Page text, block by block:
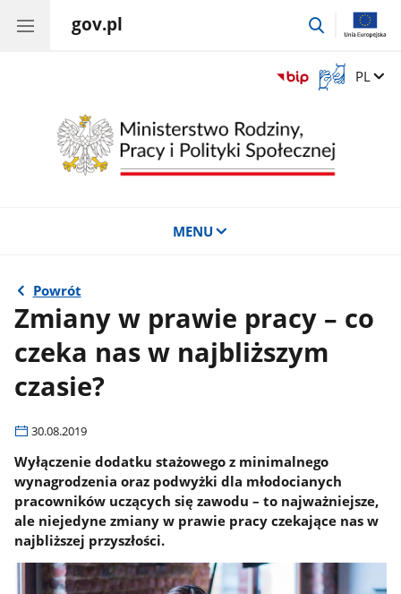
gov.pl
przejdź
Otwórz
okno
języka
migowego
Zmień
PL
MENU
Powrót
Zmiany w prawie pracy – co
czeka nas w najbliższym
czasie?
30.08.2019
Wyłączenie dodatku stażowego z minimalnego
wynagrodzenia oraz podwyżki dla młodocianych
pracowników uczących się zawodu – to najważniejsze,
ale niejedyne zmiany w prawie pracy czekające nas w
najbliższej przyszłości.